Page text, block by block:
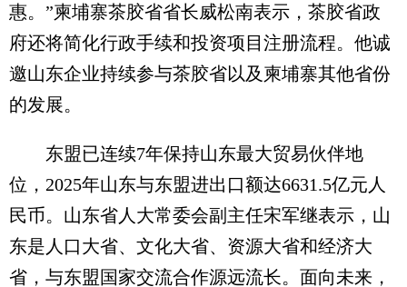
惠。”柬埔寨茶胶省省长威松南表示，茶胶省政
府还将简化行政手续和投资项目注册流程。他诚
邀山东企业持续参与茶胶省以及柬埔寨其他省份
的发展。
东盟已连续7年保持山东最大贸易伙伴地
位，2025年山东与东盟进出口额达6631.5亿元人
民币。山东省人大常委会副主任宋军继表示，山
东是人口大省、文化大省、资源大省和经济大
省，与东盟国家交流合作源远流长。面向未来，